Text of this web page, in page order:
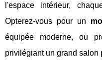
l'espace intérieur,
Opterez-vous pour un
équipée moderne, ou
privilégiant un grand